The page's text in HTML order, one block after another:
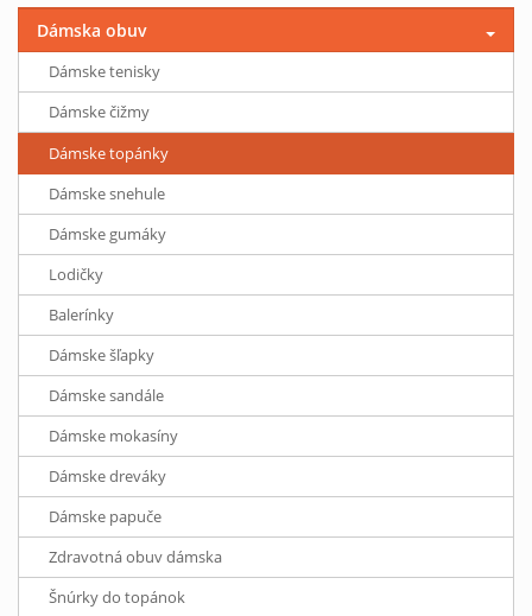
Dámska obuv
Dámske tenisky
Dámske čižmy
Dámske topánky
Dámske snehule
Dámske gumáky
Lodičky
Balerínky
Dámske šľapky
Dámske sandále
Dámske mokasíny
Dámske dreváky
Dámske papuče
Zdravotná obuv dámska
Šnúrky do topánok